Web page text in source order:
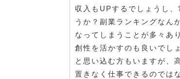
収入もUPするでしょうし
うか？副業ランキングなん
なってしまうことが多々あ
創性を活かすのも良いでし
と思い込む方もいますが、
置きなく仕事できるのでは